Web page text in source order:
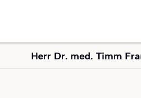
Herr Dr. med. Timm